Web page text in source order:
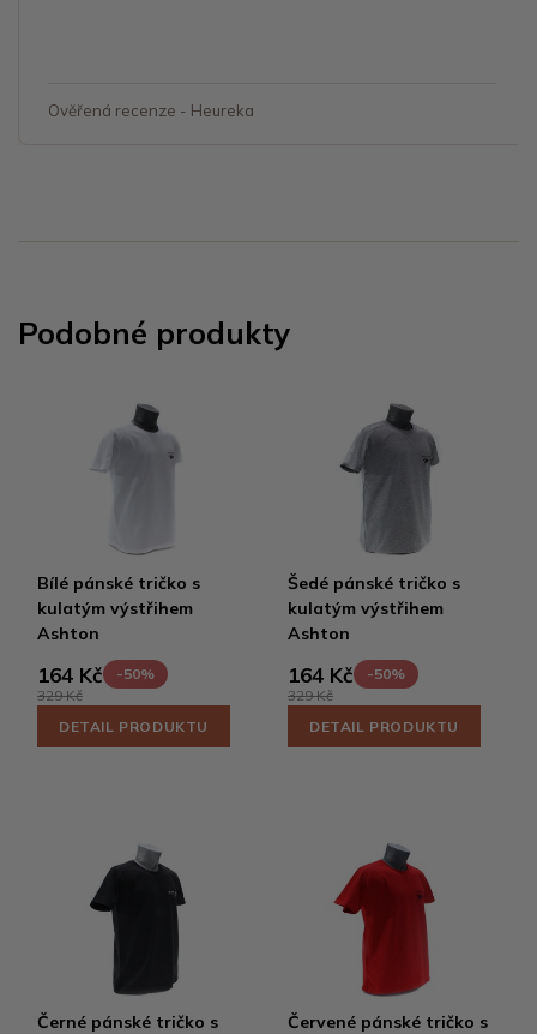
Ověřená recenze - Heureka
Podobné produkty
Bílé pánské tričko s
kulatým výstřihem
Ashton
164 Kč
-50%
329 Kč
DETAIL PRODUKTU
Šedé pánské tričko s
kulatým výstřihem
Ashton
164 Kč
-50%
329 Kč
DETAIL PRODUKTU
Černé pánské tričko s
Červené pánské tričko s